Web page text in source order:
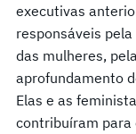
executivas
responsáveis
das mulheres,
aprofundamento
Elas e as
contribuíram para